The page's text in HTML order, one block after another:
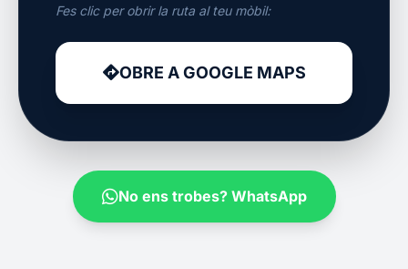
Fes clic per obrir la ruta al teu mòbil:
OBRE A GOOGLE MAPS
No ens trobes? WhatsApp